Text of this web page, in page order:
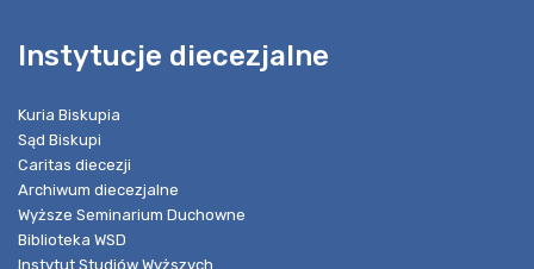
Instytucje diecezjalne
Kuria Biskupia
Sąd Biskupi
Caritas diecezji
Archiwum diecezjalne
Wyższe Seminarium Duchowne
Biblioteka WSD
Instytut Studiów Wyższych